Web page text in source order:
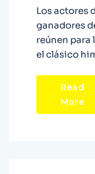
Los actores
ganadores
reúnen para
el clásico
Read
More